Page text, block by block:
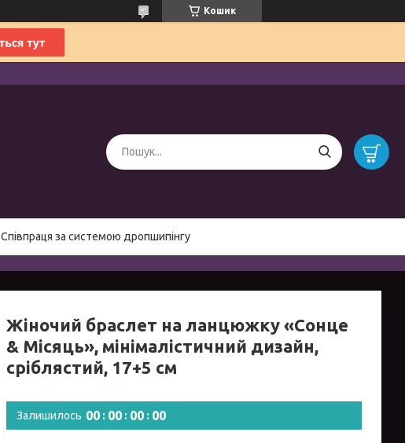
Кошик
Співпраця за системою дропшипінгу
Жіночий браслет на ланцюжку «Сонце
& Місяць», мінімалістичний дизайн,
сріблястий, 17+5 см
Залишилось 00 00 00 00